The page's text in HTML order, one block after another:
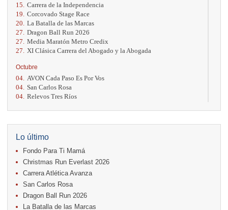
15. Carrera de la Independencia
19. Corcovado Stage Race
20. La Batalla de las Marcas
27. Dragon Ball Run 2026
27. Media Maratón Metro Credix
27.
XI Clásica Carrera del Abogado y la Abogada
Octubre
04. AVON Cada Paso Es Por Vos
04. San Carlos Rosa
04. Relevos Tres Ríos
17. Caribe Paradise Run
18.
Casa Turire Trail Run
18. Warriors Run Circuit
18. Samsung Jacó Beach Half Marathon 2026
25. KRun by Under Armour
25. Run Alajuela
Noviembre
08. Lindora Run
Lo último
Fondo Para Ti Mamá
Christmas Run Everlast 2026
Carrera Atlética Avanza
San Carlos Rosa
Dragon Ball Run 2026
La Batalla de las Marcas